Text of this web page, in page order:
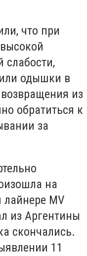
что при
слабости,
одышки в
из
обратиться к
за
на
MV
из Аргентины
скончались.
11